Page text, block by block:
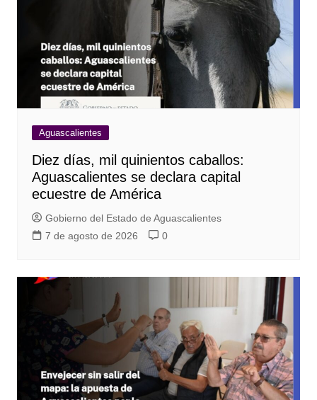
Aguascalientes
Diez días, mil quinientos caballos:
Aguascalientes se declara capital
ecuestre de América
Gobierno del Estado de Aguascalientes
7 de agosto de 2026
0